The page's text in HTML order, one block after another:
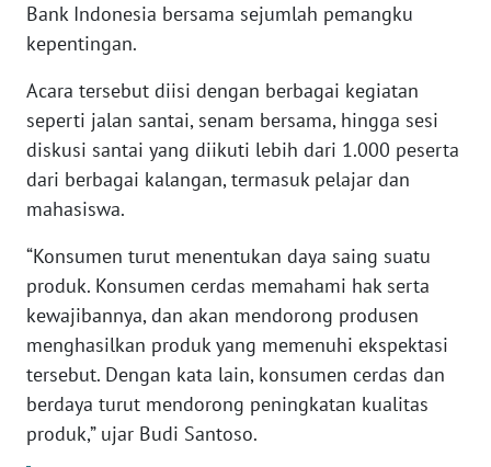
Bank Indonesia bersama sejumlah pemangku
kepentingan.
Acara tersebut diisi dengan berbagai kegiatan
seperti jalan santai, senam bersama, hingga sesi
diskusi santai yang diikuti lebih dari 1.000 peserta
dari berbagai kalangan, termasuk pelajar dan
mahasiswa.
“Konsumen turut menentukan daya saing suatu
produk. Konsumen cerdas memahami hak serta
kewajibannya, dan akan mendorong produsen
menghasilkan produk yang memenuhi ekspektasi
tersebut. Dengan kata lain, konsumen cerdas dan
berdaya turut mendorong peningkatan kualitas
produk,” ujar Budi Santoso.
DISCLAIMER
Wahana
Regional
WN
WN
JAKARTA
WN
JABAR